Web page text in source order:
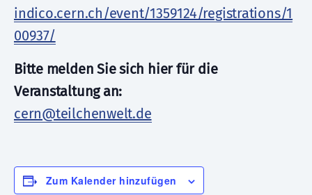
indico.cern.ch/event/1359124/registrations/1
00937/
Bitte melden Sie sich hier für die
Veranstaltung an:
cern@teilchenwelt.de
Zum Kalender hinzufügen